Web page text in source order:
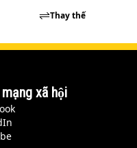
Thay thế
xã hội